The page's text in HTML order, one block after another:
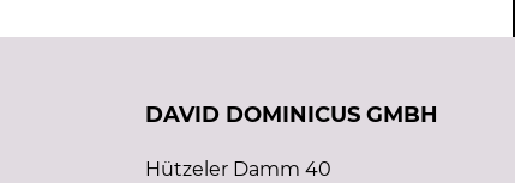
DAVID DOMINICUS GMBH
Hützeler Damm 40